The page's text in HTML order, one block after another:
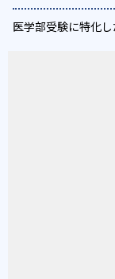
医学部受験に特化